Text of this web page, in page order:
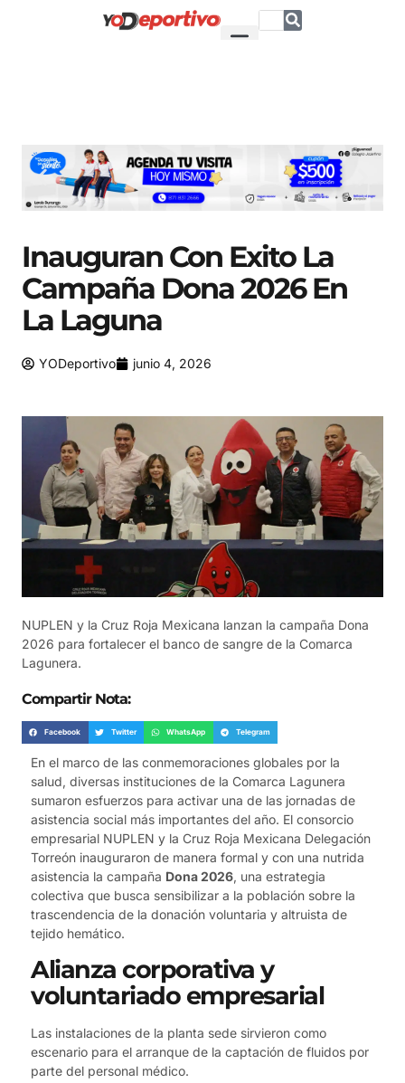
Inauguran Con Exito La
Campaña Dona 2026 En
La Laguna
YODeportivo junio 4, 2026
NUPLEN y la Cruz Roja Mexicana lanzan la campaña Dona
2026 para fortalecer el banco de sangre de la Comarca
Lagunera.
Compartir Nota:
Facebook Twitter WhatsApp Telegram
En el marco de las conmemoraciones globales por la
salud, diversas instituciones de la Comarca Lagunera
sumaron esfuerzos para activar una de las jornadas de
asistencia social más importantes del año. El consorcio
empresarial NUPLEN y la Cruz Roja Mexicana Delegación
Torreón inauguraron de manera formal y con una nutrida
asistencia la campaña Dona 2026, una estrategia
colectiva que busca sensibilizar a la población sobre la
trascendencia de la donación voluntaria y altruista de
tejido hemático.
Alianza corporativa y
voluntariado empresarial
Las instalaciones de la planta sede sirvieron como
escenario para el arranque de la captación de fluidos por
parte del personal médico.